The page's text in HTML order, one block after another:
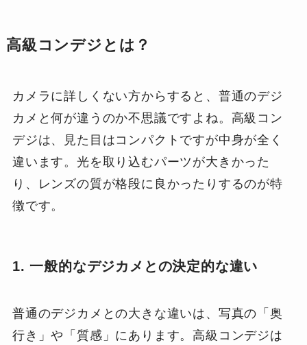
高級コンデジとは？
カメラに詳しくない方からすると、普通のデジ
カメと何が違うのか不思議ですよね。高級コン
デジは、見た目はコンパクトですが中身が全く
違います。光を取り込むパーツが大きかった
り、レンズの質が格段に良かったりするのが特
徴です。
1. 一般的なデジカメとの決定的な違い
普通のデジカメとの大きな違いは、写真の「奥
行き」や「質感」にあります。高級コンデジは